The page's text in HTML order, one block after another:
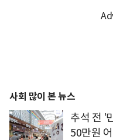
사회 많이 본 뉴스
추석 전 '
50만원